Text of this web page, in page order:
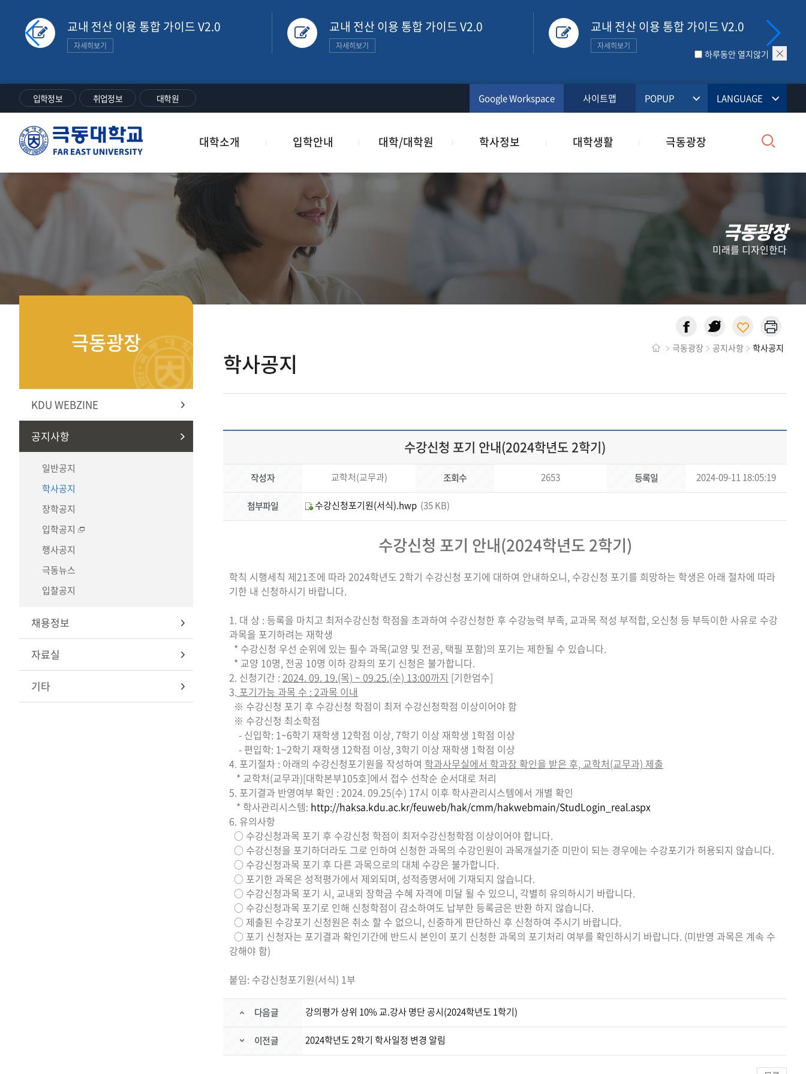
교내 전산 이용 통합 가이드 V2.0
자세히보기
교내 전산 이용 통합 가이드 V2.0
자세히보기
교내 전산 이용 통합 가이드 V2.0
자세히보기
하루동안 열지않기
팝
닫
기
입학정보 취업정보 대학원 Google Workspace 사이트맵 POPUP LANGUAGE
극
동
학
대학소개 입학안내 대학/대학원 학사정보 대학생활 극동광장 검
극동광장
미래를 디자인한다
극동광장
KDU WEBZINE
공지사항
일반공지
학사공지
장학공지
입학공지
행사공지
극동뉴스
입찰공지
채용정보
자료실
기타
학사공지
극동광장 공지사항 학사공지
수강신청 포기 안내(2024학년도 2학기)
작성자 교학처(교무과) 조회수 2653 등록일 2024-09-11 18:05:19
첨부파일 수강신청포기원(서식).hwp (35 KB)
수강신청 포기 안내(2024학년도 2학기)
학칙 시행세칙 제21조에 따라 2024학년도 2학기 수강신청 포기에 대하여 안내하오니, 수강신청 포기를 희망하는 학생은 아래 절차에 따라
기한 내 신청하시기 바랍니다.
1. 대 상 : 등록을 마치고 최저수강신청 학점을 초과하여 수강신청한 후 수강능력 부족, 교과목 적성 부적합, 오신청 등 부득이한 사유로 수강
과목을 포기하려는 재학생
* 수강신청 우선 순위에 있는 필수 과목(교양 및 전공, 택필 포함)의 포기는 제한될 수 있습니다.
* 교양 10명, 전공 10명 이하 강좌의 포기 신청은 불가합니다.
2. 신청기간 : 2024. 09. 19.(목) ~ 09.25.(수) 13:00까지 [기한엄수]
3. 포기가능 과목 수 : 2과목 이내
※ 수강신청 포기 후 수강신청 학점이 최저 수강신청학점 이상이어야 함
※ 수강신청 최소학점
- 신입학: 1~6학기 재학생 12학점 이상, 7학기 이상 재학생 1학점 이상
- 편입학: 1~2학기 재학생 12학점 이상, 3학기 이상 재학생 1학점 이상
4. 포기절차 : 아래의 수강신청포기원을 작성하여 학과사무실에서 학과장 확인을 받은 후, 교학처(교무과) 제출
* 교학처(교무과)[대학본부105호]에서 접수 선착순 순서대로 처리
5. 포기결과 반영여부 확인 : 2024. 09.25(수) 17시 이후 학사관리시스템에서 개별 확인
* 학사관리시스템: http://haksa.kdu.ac.kr/feuweb/hak/cmm/hakwebmain/StudLogin_real.aspx
6. 유의사항
○ 수강신청과목 포기 후 수강신청 학점이 최저수강신청학점 이상이어야 합니다.
○ 수강신청을 포기하더라도 그로 인하여 신청한 과목의 수강인원이 과목개설기준 미만이 되는 경우에는 수강포기가 허용되지 않습니다.
○ 수강신청과목 포기 후 다른 과목으로의 대체 수강은 불가합니다.
○ 포기한 과목은 성적평가에서 제외되며, 성적증명서에 기재되지 않습니다.
○ 수강신청과목 포기 시, 교내외 장학금 수혜 자격에 미달 될 수 있으니, 각별히 유의하시기 바랍니다.
○ 수강신청과목 포기로 인해 신청학점이 감소하여도 납부한 등록금은 반환 하지 않습니다.
○ 제출된 수강포기 신청원은 취소 할 수 없으니, 신중하게 판단하신 후 신청하여 주시기 바랍니다.
○ 포기 신청자는 포기결과 확인기간에 반드시 본인이 포기 신청한 과목의 포기처리 여부를 확인하시기 바랍니다. (미반영 과목은 계속 수
강해야 함)
붙임: 수강신청포기원(서식) 1부
다음글 강의평가 상위 10% 교.강사 명단 공시(2024학년도 1학기)
이전글 2024학년도 2학기 학사일정 변경 알림